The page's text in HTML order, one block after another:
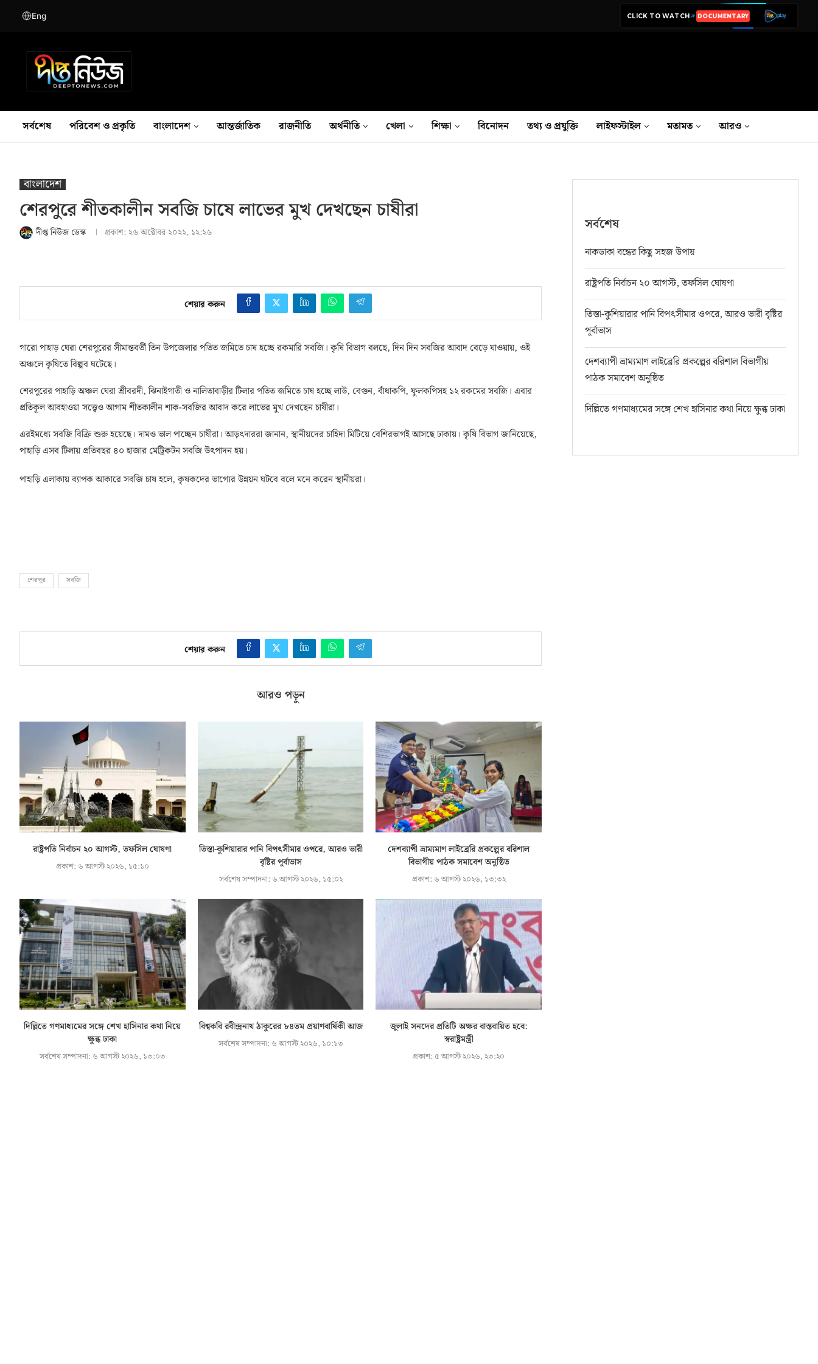
Eng CLICK TO WATCH LIVE TV
সর্বশেষ পরিবেশ ও প্রকৃতি বাংলাদেশ আন্তর্জাতিক রাজনীতি অর্থনীতি খেলা শিক্ষা বিনোদন তথ‍্য ও প্রযুক্তি লাইফস্টাইল মতামত আরও
বাংলাদেশ
শেরপুরে শীতকালীন সবজি চাষে লাভের মুখ দেখছেন চাষীরা
দীপ্ত নিউজ ডেস্ক প্রকাশ: ২৬ অক্টোবর ২০২২, ১২:২৬
শেয়ার করুন
গারো পাহাড় ঘেরা শেরপুরের সীমান্তবর্তী তিন উপজেলার পতিত জমিতে চাষ হচ্ছে রকমারি সবজি। কৃষি বিভাগ বলছে, দিন দিন সবজির আবাদ বেড়ে যাওয়ায়, ওই
অঞ্চলে কৃষিতে বিল্পব ঘটেছে।
শেরপুরের পাহাড়ি অঞ্চল ঘেরা শ্রীবরদী, ঝিনাইগাতী ও নালিতাবাড়ীর টিলার পতিত জমিতে চাষ হচ্ছে লাউ, বেগুন, বাঁধাকপি, ফুলকপিসহ ১২ রকমের সবজি। এবার
প্রতিকূল আবহাওয়া সত্ত্বেও আগাম শীতকালীন শাক-সবজির আবাদ করে লাভের মুখ দেখছেন চাষীরা।
এরইমধ্যে সবজি বিক্রি শুরু হয়েছে। দামও ভাল পাচ্ছেন চাষীরা। আড়ৎদাররা জানান, স্থানীয়দের চাহিদা মিটিয়ে বেশিরভাগই আসছে ঢাকায়। কৃষি বিভাগ জানিয়েছে,
পাহাড়ি এসব টিলায় প্রতিবছর ৪০ হাজার মেট্রিকটন সবজি উৎপাদন হয়।
পাহাড়ি এলাকায় ব্যাপক আকারে সবজি চাষ হলে, কৃষকদের ভাগ্যের উন্নয়ন ঘটবে বলে মনে করেন স্থানীয়রা।
শেরপুর সবজি
শেয়ার করুন
আরও পড়ুন
রাষ্ট্রপতি নির্বাচন ২০ আগস্ট, তফসিল ঘোষণা
প্রকাশ: ৬ আগস্ট ২০২৬, ১৫:১০
তিস্তা-কুশিয়ারার পানি বিপৎসীমার ওপরে, আরও ভারী
বৃষ্টির পূর্বাভাস
সর্বশেষ সম্পাদনা: ৬ আগস্ট ২০২৬, ১৫:০২
দেশব্যাপী ভ্রাম্যমাণ লাইব্রেরি প্রকল্পের বরিশাল
বিভাগীয় পাঠক সমাবেশ অনুষ্ঠিত
প্রকাশ: ৬ আগস্ট ২০২৬, ১৩:৩২
দিল্লিতে গণমাধ্যমের সঙ্গে শেখ হাসিনার কথা নিয়ে
ক্ষুব্ধ ঢাকা
সর্বশেষ সম্পাদনা: ৬ আগস্ট ২০২৬, ১৩:০৩
বিশ্বকবি রবীন্দ্রনাথ ঠাকুরের ৮৪তম প্রয়াণবার্ষিকী আজ
সর্বশেষ সম্পাদনা: ৬ আগস্ট ২০২৬, ১০:১৩
জুলাই সনদের প্রতিটি অক্ষর বাস্তবায়িত হবে:
স্বরাষ্ট্রমন্ত্রী
প্রকাশ: ৫ আগস্ট ২০২৬, ২৩:২০
সর্বশেষ
নাকডাকা বন্ধের কিছু সহজ উপায়
রাষ্ট্রপতি নির্বাচন ২০ আগস্ট, তফসিল ঘোষণা
তিস্তা-কুশিয়ারার পানি বিপৎসীমার ওপরে, আরও ভারী বৃষ্টির
পূর্বাভাস
দেশব্যাপী ভ্রাম্যমাণ লাইব্রেরি প্রকল্পের বরিশাল বিভাগীয়
পাঠক সমাবেশ অনুষ্ঠিত
দিল্লিতে গণমাধ্যমের সঙ্গে শেখ হাসিনার কথা নিয়ে ক্ষুব্ধ ঢাকা